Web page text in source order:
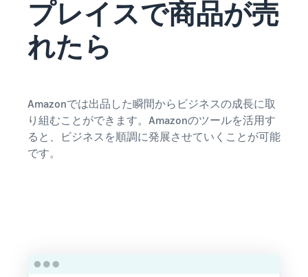
プレイスで商品が売
れたら
Amazonでは出品した瞬間からビジネスの成長に取
り組むことができます。Amazonのツールを活用す
ると、ビジネスを順調に発展させていくことが可能
です。